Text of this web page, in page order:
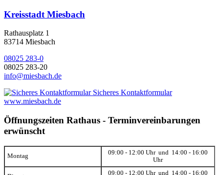
Kreisstadt Miesbach
Rathausplatz 1
83714 Miesbach
08025 283-0
08025 283-20
info@miesbach.de
Sicheres Kontaktformular
www.miesbach.de
Öffnungszeiten Rathaus - Terminvereinbarungen
erwünscht
Montag
09:00 - 12:00 Uhr und 14:00 - 16:00
Uhr
09:00 - 12:00 Uhr und 14:00 - 16:00